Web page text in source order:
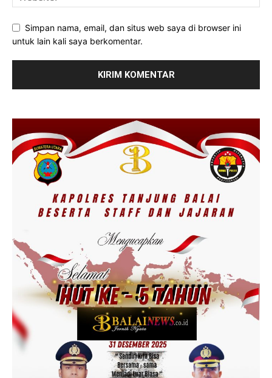
Simpan nama, email, dan situs web saya di browser ini
untuk lain kali saya berkomentar.